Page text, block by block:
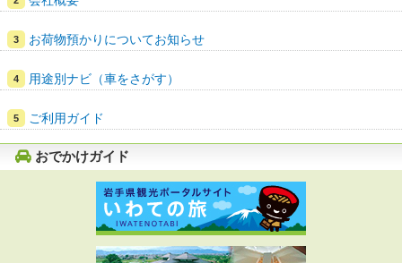
お荷物預かりについてお知らせ
用途別ナビ（車をさがす）
ご利用ガイド
おでかけガイド